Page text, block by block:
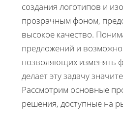
создания логотипов и
прозрачным фоном,
высокое качество.
предложений и
позволяющих изменять
делает эту задачу
Рассмотрим основные
решения, доступные на